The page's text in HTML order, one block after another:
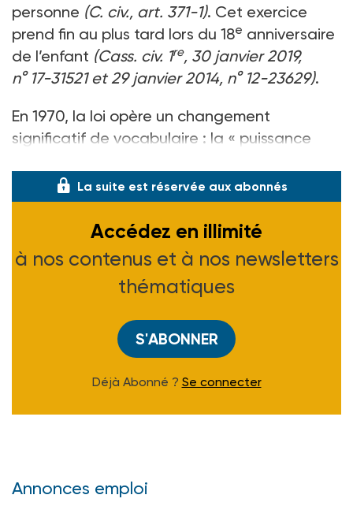
personne (C. civ., art. 371-1). Cet exercice
prend fin au plus tard lors du 18e anniversaire
de l’enfant (Cass. civ. 1re, 30 janvier 2019,
n° 17-31521 et 29 janvier 2014, n° 12-23629).
En 1970, la loi opère un changement
significatif de vocabulaire : la « puissance
La suite est réservée aux abonnés
Accédez en illimité
à nos contenus et à nos newsletters
thématiques
S'ABONNER
Déjà Abonné ? Se connecter
Annonces emploi